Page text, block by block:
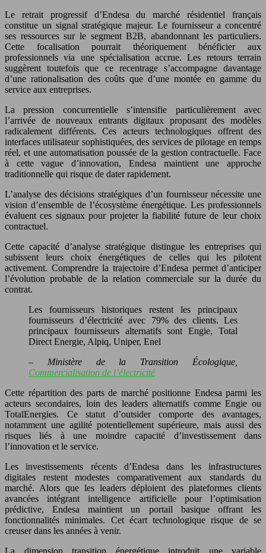
Le retrait progressif d’Endesa du marché résidentiel français
constitue un signal stratégique majeur. Le fournisseur a concentré
ses ressources sur le segment B2B, abandonnant les particuliers.
Cette focalisation pourrait théoriquement bénéficier aux
professionnels via une spécialisation accrue. Les retours terrain
suggèrent toutefois que ce recentrage s’accompagne davantage
d’une rationalisation des coûts que d’une montée en gamme du
service aux entreprises.
La pression concurrentielle s’intensifie particulièrement avec
l’arrivée de nouveaux entrants digitaux proposant des modèles
radicalement différents. Ces acteurs technologiques offrent des
interfaces utilisateur sophistiquées, des services de pilotage en temps
réel, et une automatisation poussée de la gestion contractuelle. Face
à cette vague d’innovation, Endesa maintient une approche
traditionnelle qui risque de dater rapidement.
L’analyse des décisions stratégiques d’un fournisseur nécessite une
vision d’ensemble de l’écosystème énergétique. Les professionnels
évaluent ces signaux pour projeter la fiabilité future de leur choix
contractuel.
Cette capacité d’analyse stratégique distingue les entreprises qui
subissent leurs choix énergétiques de celles qui les pilotent
activement. Comprendre la trajectoire d’Endesa permet d’anticiper
l’évolution probable de la relation commerciale sur la durée du
contrat.
Les fournisseurs historiques restent les principaux
fournisseurs d’électricité avec 79% des clients. Les
principaux fournisseurs alternatifs sont Engie, Total
Direct Energie, Alpiq, Uniper, Enel
– Ministère de la Transition Écologique,
Commercialisation de l’électricité
Cette répartition des parts de marché positionne Endesa parmi les
acteurs secondaires, loin des leaders alternatifs comme Engie ou
TotalEnergies. Ce statut d’outsider comporte des avantages,
notamment une agilité potentiellement supérieure, mais aussi des
risques liés à une moindre capacité d’investissement dans
l’innovation et le service.
Les investissements récents d’Endesa dans les infrastructures
digitales restent modestes comparativement aux standards du
marché. Alors que les leaders déploient des plateformes clients
avancées intégrant intelligence artificielle pour l’optimisation
prédictive, Endesa maintient un portail basique offrant les
fonctionnalités minimales. Cet écart technologique risque de se
creuser dans les années à venir.
La dimension transition énergétique introduit une variable